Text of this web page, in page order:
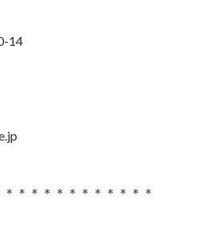
14
＊＊＊＊＊＊＊＊＊＊＊